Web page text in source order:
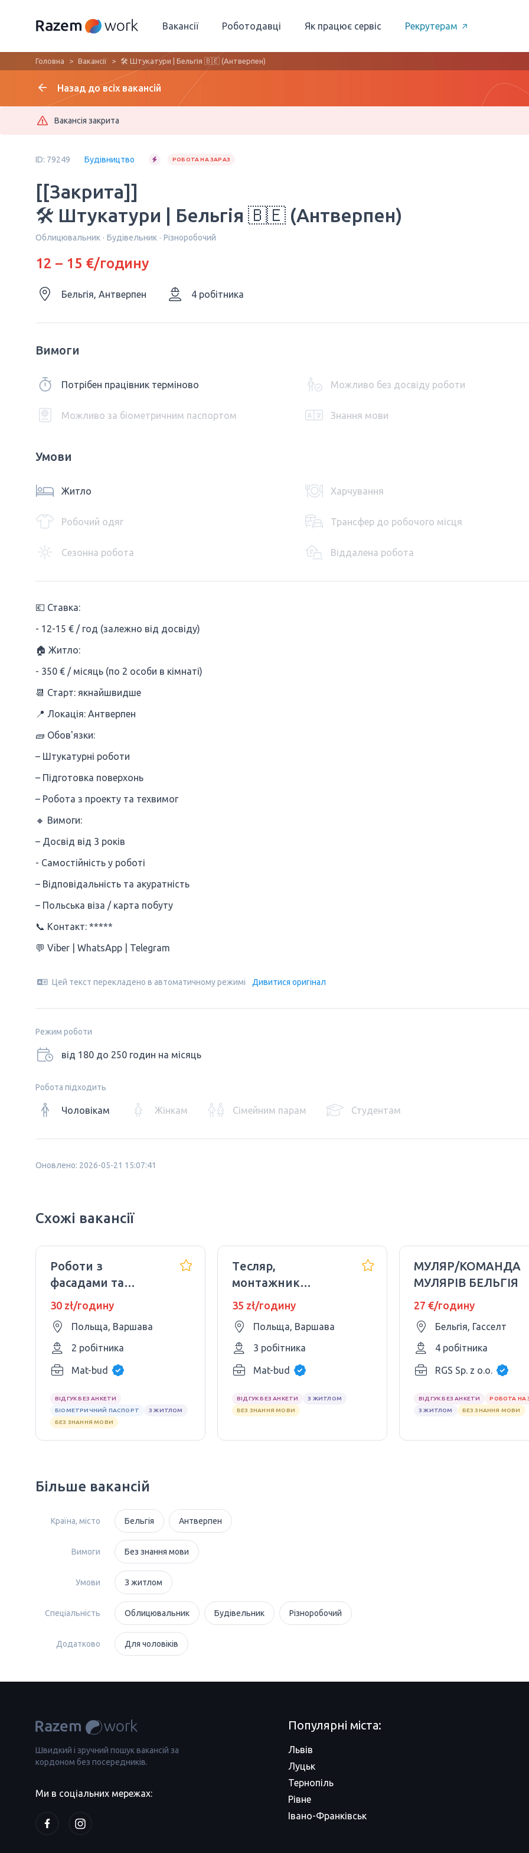
Вакансії Роботодавці Як працює сервіс Рекрутерам
Головна Вакансії 🛠 Штукатури | Бельгія 🇧🇪 (Антверпен)
Назад до всіх вакансій
Вакансія закрита
ID: 79249 Будівництво РОБОТА НА ЗАРАЗ
[[Закрита]]
🛠 Штукатури | Бельгія 🇧🇪 (Антверпен)
Облицювальник Будівельник Різноробочий
12 – 15 €/годину
Бельгія, Антверпен 4 робітника
Вимоги
Потрібен працівник терміново Можливо без досвіду роботи
Можливо за біометричним паспортом Знання мови
Умови
Житло Харчування
Робочий одяг Трансфер до робочого місця
Сезонна робота Віддалена робота
💶 Ставка:
- 12-15 € / год (залежно від досвіду)
🏠 Житло:
- 350 € / місяць (по 2 особи в кімнаті)
📆 Старт: якнайшвидше
📍 Локація: Антверпен
🧱 Обов'язки:
– Штукатурні роботи
– Підготовка поверхонь
– Робота з проекту та техвимог
🔸 Вимоги:
– Досвід від 3 років
- Самостійність у роботі
– Відповідальність та акуратність
– Польська віза / карта побуту
📞 Контакт: *****
💬 Viber | WhatsApp | Telegram
Цей текст перекладено в автоматичному режимі Дивитися оригінал
Режим роботи
від 180 до 250 годин на місяць
Робота підходить
Чоловікам Жінкам Сімейним парам Студентам
Оновлено: 2026-05-21 15:07:41
Схожі вакансії
Роботи з
фасадами та
плоскими дахами
30 zł/годину
Польща, Варшава
2 робітника
Mat-bud
ВІДГУК БЕЗ АНКЕТИ
БІОМЕТРИЧНИЙ ПАСПОРТ
З ЖИТЛОМ
БЕЗ ЗНАННЯ МОВИ
Tесляр,
монтажник
металоконструкцій
35 zł/годину
Польща, Варшава
3 робітника
Mat-bud
ВІДГУК БЕЗ АНКЕТИ
З ЖИТЛОМ
БЕЗ ЗНАННЯ МОВИ
МУЛЯР/КОМАНДА
МУЛЯРІВ БЕЛЬГІЯ
27 €/годину
Бельгія, Гасселт
4 робітника
RGS Sp. z o.o.
ВІДГУК БЕЗ АНКЕТИ
РОБОТА НА
З ЖИТЛОМ
БЕЗ ЗНАННЯ МОВИ
Більше вакансій
Країна, місто Бельгія Антверпен
Вимоги Без знання мови
Умови З житлом
Спеціальність Облицювальник Будівельник Різноробочий
Додатково Для чоловіків
Швидкий і зручний пошук вакансій за
кордоном без посередників.
Ми в соціальних мережах:
Популярні міста:
Львів
Луцьк
Тернопіль
Рівне
Івано-Франківськ